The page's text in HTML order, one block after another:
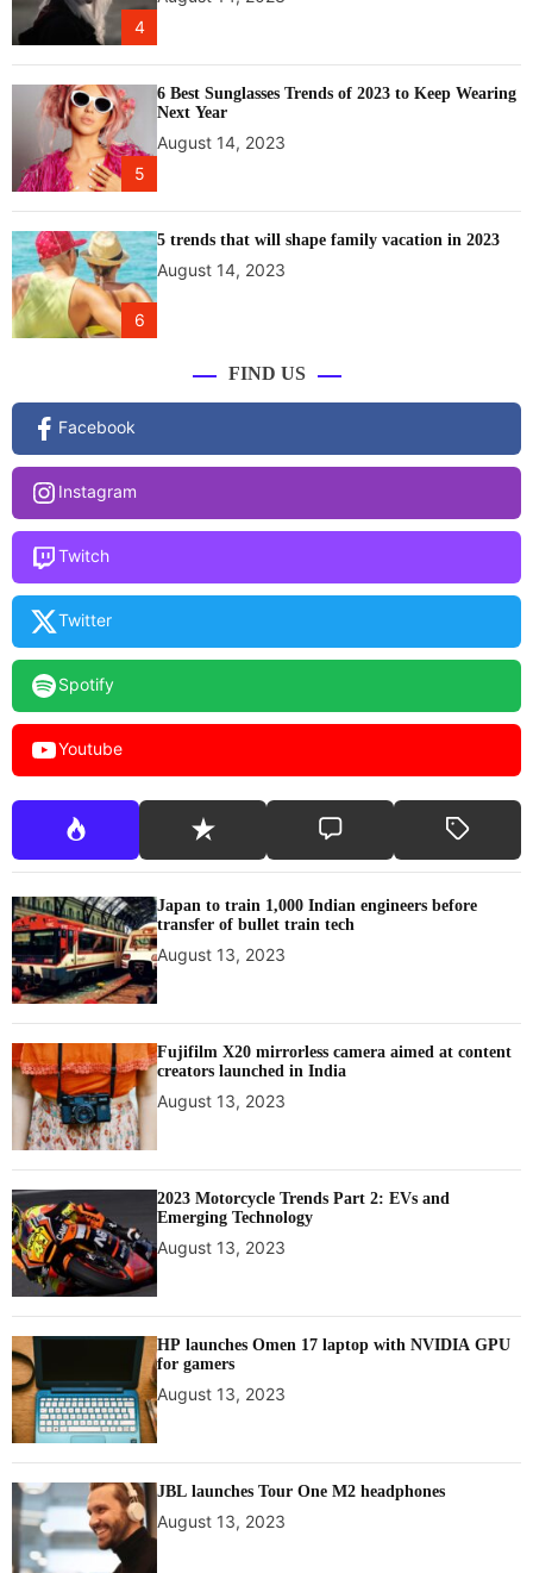
4
5
6 Best Sunglasses Trends of 2023 to Keep Wearing
Next Year
August 14, 2023
6
5 trends that will shape family vacation in 2023
August 14, 2023
FIND US
Facebook
Instagram
Twitch
Twitter
Spotify
Youtube
Japan to train 1,000 Indian engineers before
transfer of bullet train tech
August 13, 2023
Fujifilm X20 mirrorless camera aimed at content
creators launched in India
August 13, 2023
2023 Motorcycle Trends Part 2: EVs and
Emerging Technology
August 13, 2023
HP launches Omen 17 laptop with NVIDIA GPU
for gamers
August 13, 2023
JBL launches Tour One M2 headphones
August 13, 2023